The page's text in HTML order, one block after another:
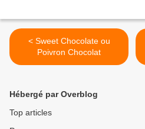
< Sweet Chocolate ou
Poivron Chocolat
Hébergé par Overblog
Top articles